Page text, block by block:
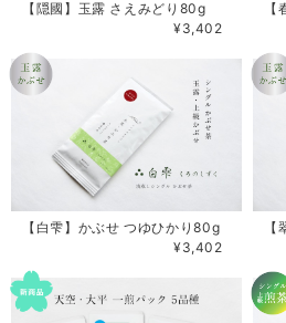
【隠國】玉露 さえみどり80g
¥3,402
【白雫】かぶせ つゆひかり80g
¥3,402